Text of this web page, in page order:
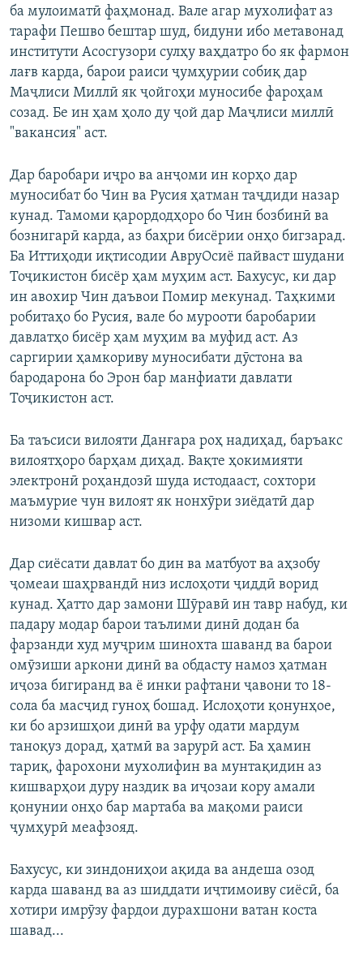
ба мулоиматӣ фаҳмонад. Вале агар мухолифат аз
тарафи Пешво бештар шуд, бидуни ибо метавонад
институти Асосгузори сулҳу ваҳдатро бо як фармон
лағв карда, барои раиси ҷумҳурии собиқ дар
Маҷлиси Миллӣ як ҷойгоҳи муносибе фароҳам
созад. Бе ин ҳам ҳоло ду ҷой дар Маҷлиси миллӣ
"вакансия" аст.
Дар баробари иҷро ва анҷоми ин корҳо дар
муносибат бо Чин ва Русия ҳатман таҷдиди назар
кунад. Тамоми қарордодҳоро бо Чин бозбинӣ ва
бознигарӣ карда, аз баҳри бисёрии онҳо бигзарад.
Ба Иттиҳоди иқтисодии АвруОсиё пайваст шудани
Тоҷикистон бисёр ҳам муҳим аст. Бахусус, ки дар
ин авохир Чин даъвои Помир мекунад. Таҳкими
робитаҳо бо Русия, вале бо мурооти баробарии
давлатҳо бисёр ҳам муҳим ва муфид аст. Аз
саргирии ҳамкориву муносибати дӯстона ва
бародарона бо Эрон бар манфиати давлати
Тоҷикистон аст.
Ба таъсиси вилояти Данғара роҳ надиҳад, баръакс
вилоятҳоро барҳам диҳад. Вақте ҳокимияти
электронӣ роҳандозӣ шуда истодааст, сохтори
маъмурие чун вилоят як нонхӯри зиёдатӣ дар
низоми кишвар аст.
Дар сиёсати давлат бо дин ва матбуот ва аҳзобу
ҷомеаи шаҳрвандӣ низ ислоҳоти ҷиддӣ ворид
кунад. Ҳатто дар замони Шӯравӣ ин тавр набуд, ки
падару модар барои таълими динӣ додан ба
фарзанди худ муҷрим шинохта шаванд ва барои
омӯзиши аркони динӣ ва обдасту намоз ҳатман
иҷоза бигиранд ва ё инки рафтани ҷавони то 18-
сола ба масҷид гуноҳ бошад. Ислоҳоти қонунҳое,
ки бо арзишҳои динӣ ва урфу одати мардум
таноқуз дорад, ҳатмӣ ва зарурӣ аст. Ба ҳамин
тариқ, фарохони мухолифин ва мунтақидин аз
кишварҳои дуру наздик ва иҷозаи кору амали
қонунии онҳо бар мартаба ва мақоми раиси
ҷумҳурӣ меафзояд.
Бахусус, ки зиндониҳои ақида ва андеша озод
карда шаванд ва аз шиддати иҷтимоиву сиёсӣ, ба
хотири имрӯзу фардои дурахшони ватан коста
шавад...